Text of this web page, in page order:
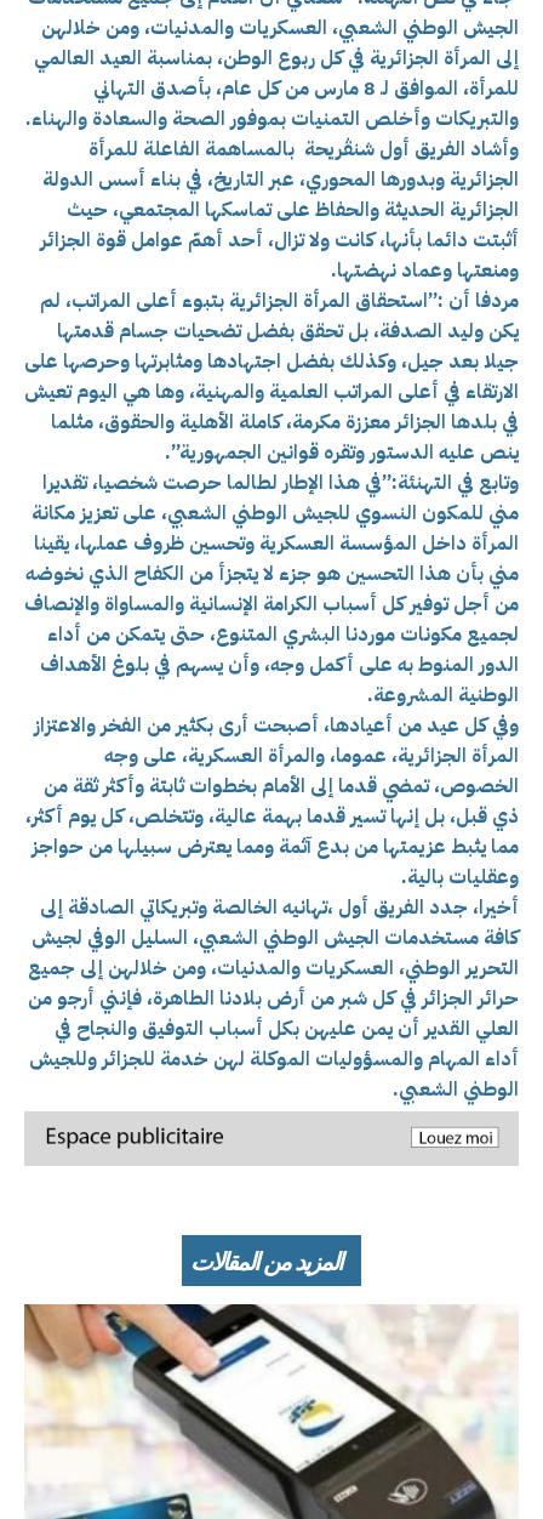
الجيش الوطني الشعبي، العسكريات والمدنيات، ومن خلالهن
إلى المرأة الجزائرية في كل ربوع الوطن، بمناسبة العيد العالمي
للمرأة، الموافق لـ 8 مارس من كل عام، بأصدق التهاني
والتبريكات وأخلص التمنيات بموفور الصحة والسعادة والهناء.
وأشاد الفريق أول شنڨريحة بالمساهمة الفاعلة للمرأة
الجزائرية وبدورها المحوري، عبر التاريخ، في بناء أسس الدولة
الجزائرية الحديثة والحفاظ على تماسكها المجتمعي، حيث
أثبتت دائما بأنها، كانت ولا تزال، أحد أهمّ عوامل قوة الجزائر
ومنعتها وعماد نهضتها.
مردفا أن :”استحقاق المرأة الجزائرية بتبوء أعلى المراتب، لم
يكن وليد الصدفة، بل تحقق بفضل تضحيات جسام قدمتها
جيلا بعد جيل، وكذلك بفضل اجتهادها ومثابرتها وحرصها على
الارتقاء في أعلى المراتب العلمية والمهنية، وها هي اليوم تعيش
في بلدها الجزائر معززة مكرمة، كاملة الأهلية والحقوق، مثلما
ينص عليه الدستور وتقره قوانين الجمهورية”.
وتابع في التهنئة:”في هذا الإطار لطالما حرصت شخصيا، تقديرا
مني للمكون النسوي للجيش الوطني الشعبي، على تعزيز مكانة
المرأة داخل المؤسسة العسكرية وتحسين ظروف عملها، يقينا
مني بأن هذا التحسين هو جزء لا يتجزأ من الكفاح الذي نخوضه
من أجل توفير كل أسباب الكرامة الإنسانية والمساواة والإنصاف
لجميع مكونات موردنا البشري المتنوع، حتى يتمكن من أداء
الدور المنوط به على أكمل وجه، وأن يسهم في بلوغ الأهداف
الوطنية المشروعة.
وفي كل عيد من أعيادها، أصبحت أرى بكثير من الفخر والاعتزاز
المرأة الجزائرية، عموما، والمرأة العسكرية، على وجه
الخصوص، تمضي قدما إلى الأمام بخطوات ثابتة وأكثر ثقة من
ذي قبل، بل إنها تسير قدما بهمة عالية، وتتخلص، كل يوم أكثر،
مما يثبط عزيمتها من بدع آثمة ومما يعترض سبيلها من حواجز
وعقليات بالية.
أخيرا، جدد الفريق أول ،تهانيه الخالصة وتبريكاتي الصادقة إلى
كافة مستخدمات الجيش الوطني الشعبي، السليل الوفي لجيش
التحرير الوطني، العسكريات والمدنيات، ومن خلالهن إلى جميع
حرائر الجزائر في كل شبر من أرض بلادنا الطاهرة، فإنني أرجو من
العلي القدير أن يمن عليهن بكل أسباب التوفيق والنجاح في
أداء المهام والمسؤوليات الموكلة لهن خدمة للجزائر وللجيش
الوطني الشعبي.
المزيد من المقالات